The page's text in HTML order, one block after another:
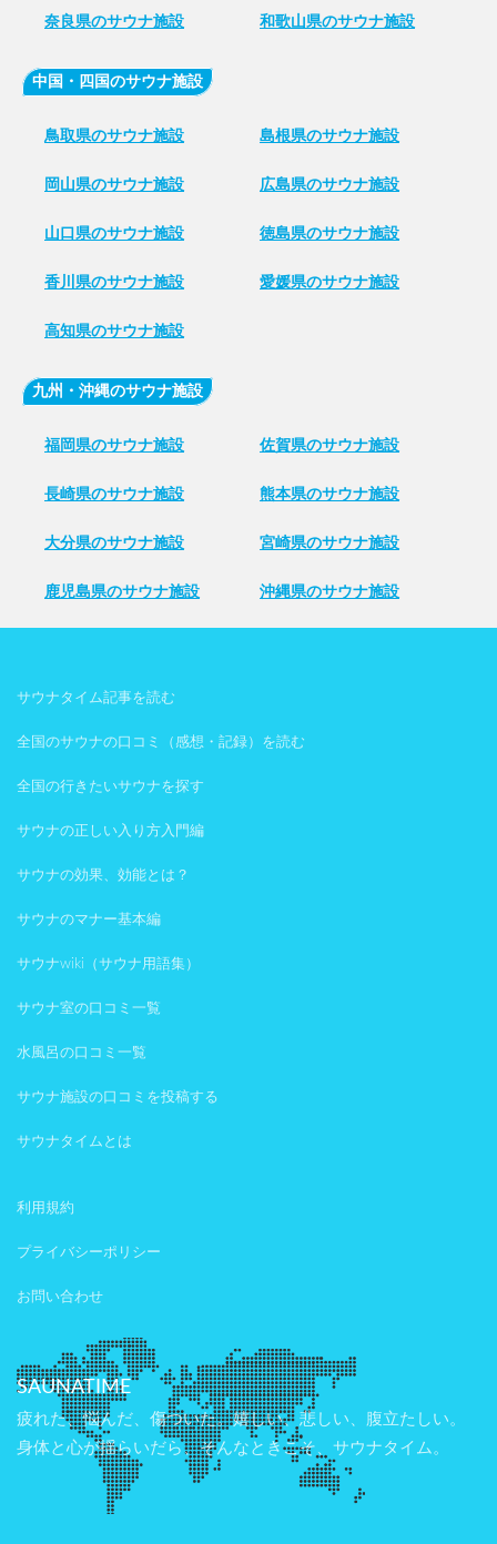
奈良県のサウナ施設 和歌山県のサウナ施設
中国・四国のサウナ施設
鳥取県のサウナ施設 島根県のサウナ施設
岡山県のサウナ施設 広島県のサウナ施設
山口県のサウナ施設 徳島県のサウナ施設
香川県のサウナ施設 愛媛県のサウナ施設
高知県のサウナ施設
九州・沖縄のサウナ施設
福岡県のサウナ施設 佐賀県のサウナ施設
長崎県のサウナ施設 熊本県のサウナ施設
大分県のサウナ施設 宮崎県のサウナ施設
鹿児島県のサウナ施設 沖縄県のサウナ施設
サウナタイム記事を読む
全国のサウナの口コミ（感想・記録）を読む
全国の行きたいサウナを探す
サウナの正しい入り方入門編
サウナの効果、効能とは？
サウナのマナー基本編
サウナwiki（サウナ用語集）
サウナ室の口コミ一覧
水風呂の口コミ一覧
サウナ施設の口コミを投稿する
サウナタイムとは
利用規約
プライバシーポリシー
お問い合わせ
SAUNATIME
疲れた、悩んだ、傷ついた。嬉しい、悲しい、腹立たしい。
身体と心が揺らいだら、そんなときこそ、サウナタイム。